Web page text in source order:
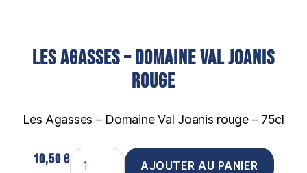
Les Agasses – Domaine Val Joanis
rouge
Les Agasses – Domaine Val Joanis rouge – 75cl
10,50€ AJOUTER AU PANIER